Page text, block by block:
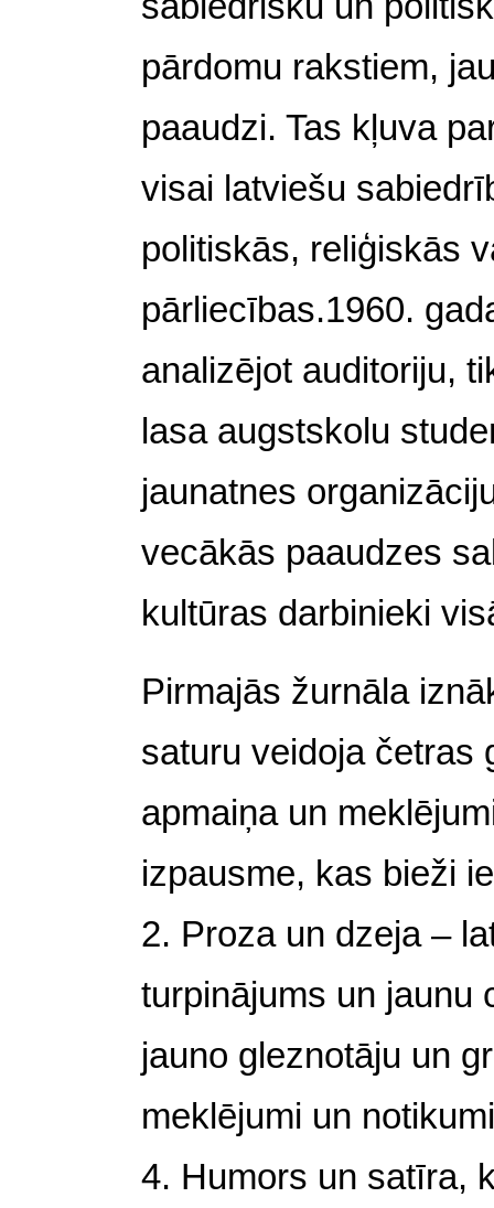
pārdomu rakstiem,
paaudzi. Tas kļuva
visai latviešu
politiskās, reliģiskās
pārliecības.1960.
analizējot auditoriju,
lasa augstskolu
jaunatnes
vecākās paaudzes
kultūras darbinieki
Pirmajās žurnāla
saturu veidoja četras
apmaiņa un
izpausme, kas bieži
2. Proza un dzeja –
turpinājums un jaunu
jauno gleznotāju un
meklējumi un
4. Humors un satīra,